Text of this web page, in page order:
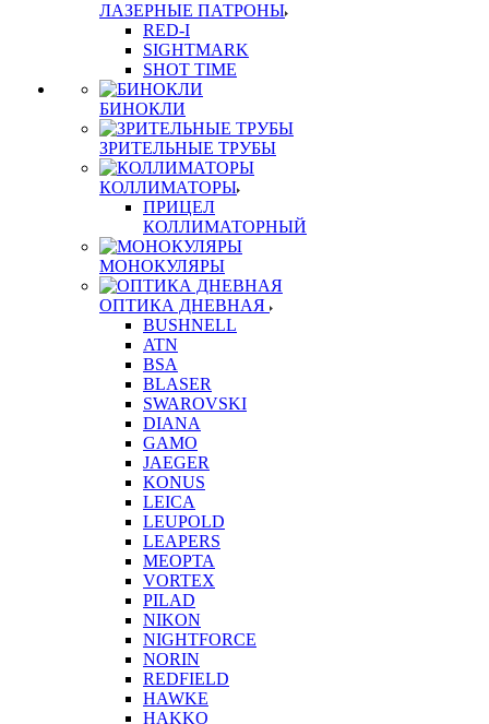
ЛАЗЕРНЫЕ ПАТРОНЫ
RED-I
SIGHTMARK
SHOT TIME
БИНОКЛИ
ЗРИТЕЛЬНЫЕ ТРУБЫ
КОЛЛИМАТОРЫ
ПРИЦЕЛ
КОЛЛИМАТОРНЫЙ
МОНОКУЛЯРЫ
ОПТИКА ДНЕВНАЯ
BUSHNELL
ATN
BSA
BLASER
SWAROVSKI
DIANA
GAMO
JAEGER
KONUS
LEICA
LEUPOLD
LEAPERS
MEOPTA
VORTEX
PILAD
NIKON
NIGHTFORCE
NORIN
REDFIELD
HAWKE
HAKKO